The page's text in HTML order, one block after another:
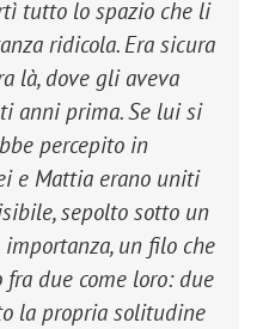
tutto lo spazio che li
ridicola. Era sicura
là, dove gli aveva
anni prima. Se lui si
percepito in
e Mattia erano uniti
sepolto sotto un
un filo che
due come loro: due
la propria solitudine